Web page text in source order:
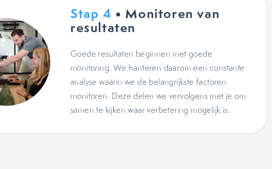
Stap 4 • Monitoren van
resultaten
Goede resultaten beginnen met goede
monitoring. We hanteren daarom een constante
analyse waarin we de belangrijkste factoren
monitoren. Deze delen we vervolgens met je om
samen te kijken waar verbetering mogelijk is.